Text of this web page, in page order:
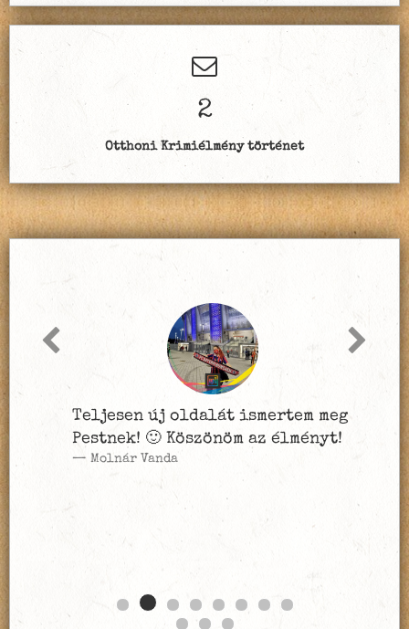
2
Otthoni Krimiélmény történet
Teljesen új oldalát ismertem meg
Pestnek! 🙂 Köszönöm az élményt!
Molnár Vanda